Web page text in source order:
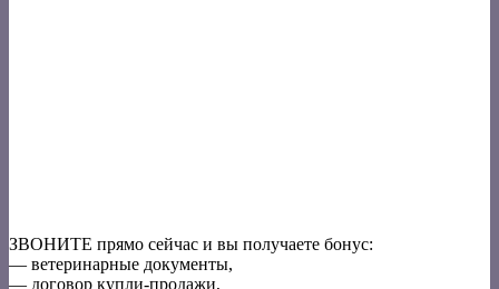
ЗВОНИТЕ прямо сейчас и вы получаете бонус:
— ветеринарные документы,
— договор купли-продажи,